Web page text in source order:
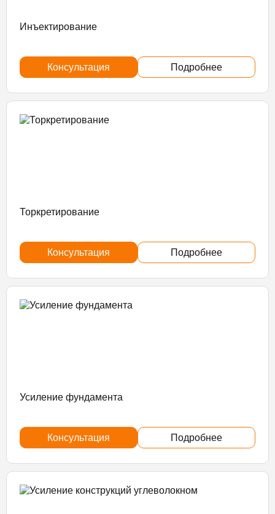
Инъектирование
Консультация Подробнее
Торкретирование
Консультация Подробнее
Усиление фундамента
Консультация Подробнее